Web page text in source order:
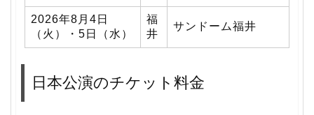
2026年8月4日
（火）・5日（水）
福
井
サンドーム福井
日本公演のチケット料金